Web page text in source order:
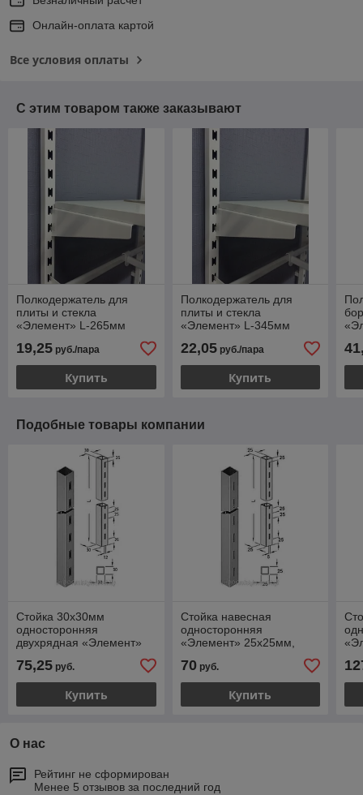
Онлайн-оплата картой
Все условия оплаты
С этим товаром также заказывают
Полкодержатель для
плиты и стекла
«Элемент» L-265мм
19,25 руб./пара
Купить
Полкодержатель для
плиты и стекла
«Элемент» L-345мм
22,05руб./пара
Купить
Подобные товары компании
Стойка 30х30мм
односторонняя
двухрядная «Элемент»
75,25 руб.
Купить
Стойка навесная
односторонняя
«Элемент» 25х25мм,
70руб.
Купить
О нас
Рейтинг не сформирован
Менее 5 отзывов за последний год